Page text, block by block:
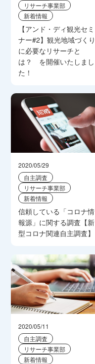
リサーチ事業部
新着情報
【アンド・ディ観光セミ
ナー#2】観光地域づくり
に必要なリサーチと
は？ を開催いたしまし
た！
2020/05/29
自主調査
リサーチ事業部
新着情報
信頼している「コロナ情
報源」に関する調査【新
型コロナ関連自主調査】
2020/05/11
自主調査
リサーチ事業部
新着情報